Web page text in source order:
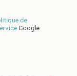
de
Google